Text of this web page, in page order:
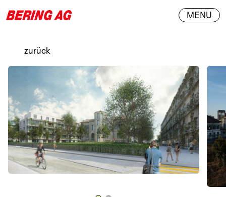
MENU
zurück